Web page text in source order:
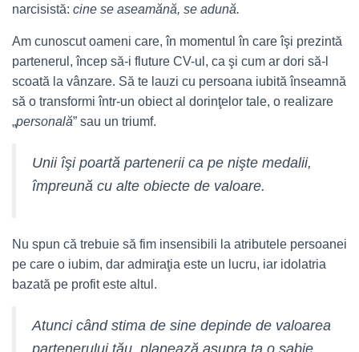
narcisistă: cine se aseamănă, se adună.
Am cunoscut oameni care, în momentul în care îşi prezintă
partenerul, încep să-i fluture CV-ul, ca şi cum ar dori să-l
scoată la vânzare. Să te lauzi cu persoana iubită înseamnă
să o transformi într-un obiect al dorinţelor tale, o realizare
„personală” sau un triumf.
Unii îşi poartă partenerii ca pe nişte medalii,
împreună cu alte obiecte de valoare.
Nu spun că trebuie să fim insensibili la atributele persoanei
pe care o iubim, dar admiraţia este un lucru, iar idolatria
bazată pe profit este altul.
Atunci când stima de sine depinde de valoarea
partenerului tău, planează asupra ta o sabie